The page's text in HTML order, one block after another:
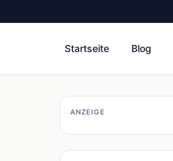
Startseite Blog
ANZEIGE